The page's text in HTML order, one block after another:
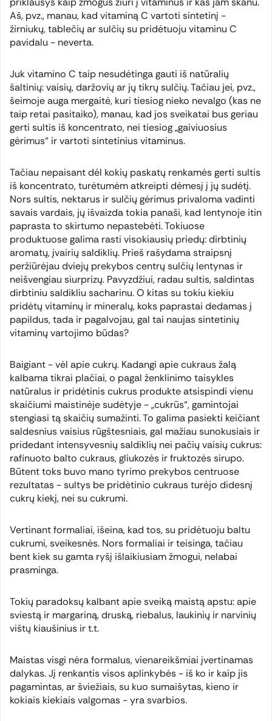
Aš, pvz., manau, kad vitaminą C vartoti sintetinį -
žirniukų, tablečių ar sulčių su pridėtuoju vitaminu C
pavidalu - neverta.
Juk vitamino C taip nesudėtinga gauti iš natūralių
šaltinių: vaisių, daržovių ar jų tikrų sulčių. Tačiau jei, pvz.,
šeimoje auga mergaitė, kuri tiesiog nieko nevalgo (kas ne
taip retai pasitaiko), manau, kad jos sveikatai bus geriau
gerti sultis iš koncentrato, nei tiesiog „gaiviuosius
gėrimus“ ir vartoti sintetinius vitaminus.
Tačiau nepaisant dėl kokių paskatų renkamės gerti sultis
iš koncentrato, turėtumėm atkreipti dėmesį į jų sudėtį.
Nors sultis, nektarus ir sulčių gėrimus privaloma vadinti
savais vardais, jų išvaizda tokia panaši, kad lentynoje itin
paprasta to skirtumo nepastebėti. Tokiuose
produktuose galima rasti visokiausių priedų: dirbtinių
aromatų, įvairių saldiklių. Prieš rašydama straipsnį
peržiūrėjau dviejų prekybos centrų sulčių lentynas ir
neišvengiau siurprizų. Pavyzdžiui, radau sultis, saldintas
dirbtiniu saldikliu sacharinu. O kitas su tokiu kiekiu
pridėtų vitaminų ir mineralų, koks paprastai dedamas į
papildus, tada ir pagalvojau, gal tai naujas sintetinių
vitaminų vartojimo būdas?
Baigiant - vėl apie cukrų. Kadangi apie cukraus žalą
kalbama tikrai plačiai, o pagal ženklinimo taisykles
natūralus ir pridėtinis cukrus produkte atsispindi vienu
skaičiumi maistinėje sudėtyje - „cukrūs“, gamintojai
stengiasi tą skaičių sumažinti. To galima pasiekti keičiant
saldesnius vaisius rūgštesniais, gal mažiau sunokusiais ir
pridedant intensyvesnių saldiklių nei pačių vaisių cukrus:
rafinuoto balto cukraus, gliukozės ir fruktozės sirupo.
Būtent toks buvo mano tyrimo prekybos centruose
rezultatas - sultys be pridėtinio cukraus turėjo didesnį
cukrų kiekį, nei su cukrumi.
Vertinant formaliai, išeina, kad tos, su pridėtuoju baltu
cukrumi, sveikesnės. Nors formaliai ir teisinga, tačiau
bent kiek su gamta ryšį išlaikiusiam žmogui, nelabai
prasminga.
Tokių paradoksų kalbant apie sveiką maistą apstu: apie
sviestą ir margariną, druską, riebalus, laukinių ir narvinių
vištų kiaušinius ir t.t.
Maistas visgi nėra formalus, vienareikšmiai įvertinamas
dalykas. Jį renkantis visos aplinkybės - iš ko ir kaip jis
pagamintas, ar šviežiais, su kuo sumaišytas, kieno ir
kokiais kiekiais valgomas - yra svarbios.